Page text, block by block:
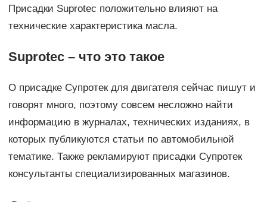
Присадки Suprotec положительно влияют на
технические характеристика масла.
Suprotec – что это такое
О присадке Супротек для двигателя сейчас пишут и
говорят много, поэтому совсем несложно найти
информацию в журналах, технических изданиях, в
которых публикуются статьи по автомобильной
тематике. Также рекламируют присадки Супротек
консультанты специализированных магазинов.